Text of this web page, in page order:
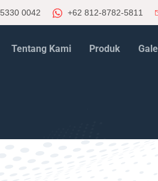
0042 +62 812-8782-5811
Tentang Kami Produk